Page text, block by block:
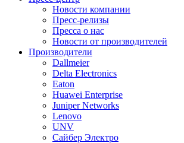
Новости компании
Пресс-релизы
Пресса о нас
Новости от производителей
Производители
Dallmeier
Delta Electronics
Eaton
Huawei Enterprise
Juniper Networks
Lenovo
UNV
Сайбер Электро